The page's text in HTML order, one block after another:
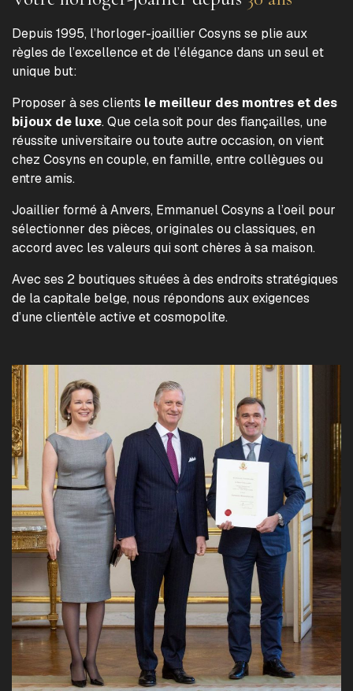
Depuis 1995, l’horloger-joaillier Cosyns se plie aux
règles de l’excellence et de l’élégance dans un seul et
unique but:
Proposer à ses clients le meilleur des montres et des
bijoux de luxe. Que cela soit pour des fiançailles, une
réussite universitaire ou toute autre occasion, on vient
chez Cosyns en couple, en famille, entre collègues ou
entre amis.
Joaillier formé à Anvers, Emmanuel Cosyns a l’oeil pour
sélectionner des pièces, originales ou classiques, en
accord avec les valeurs qui sont chères à sa maison.
Avec ses 2 boutiques situées à des endroits stratégiques
de la capitale belge, nous répondons aux exigences
d’une clientèle active et cosmopolite.